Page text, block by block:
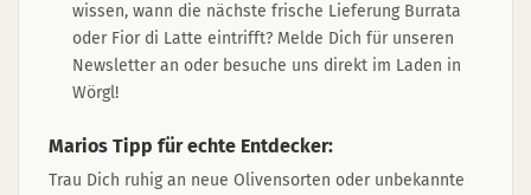
wissen, wann die nächste frische Lieferung Burrata
oder Fior di Latte eintrifft? Melde Dich für unseren
Newsletter an oder besuche uns direkt im Laden in
Wörgl!
Marios Tipp für echte Entdecker:
Trau Dich ruhig an neue Olivensorten oder unbekannte